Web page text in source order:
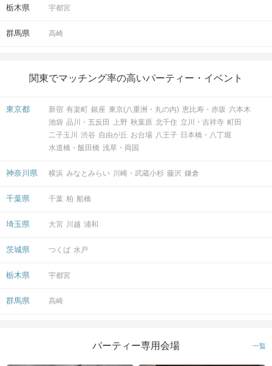
栃木県 宇都宮
群馬県 高崎
関東でマッチング率の高いパーティー・イベント
東京都 新宿 有楽町 銀座 東京(八重洲・丸の内) 恵比寿・赤坂 六本木
池袋 品川・五反田 上野 秋葉原 北千住 立川・吉祥寺 町田
二子玉川
渋谷 自由が丘 お台場 八王子 日本橋・八丁堀
水道橋・飯田橋 浅草・両国
神奈川県 横浜 みなとみらい 川崎・武蔵小杉 藤沢 鎌倉
千葉県 千葉 柏 船橋
埼玉県 大宮 川越 浦和
茨城県 つくば 水戸
栃木県 宇都宮
群馬県 高崎
パーティー専用会場 一覧